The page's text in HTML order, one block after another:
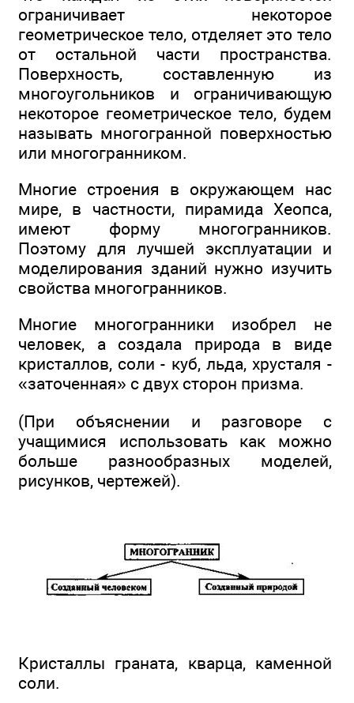
ограничивает некоторое
геометрическое тело, отделяет это тело
от остальной части пространства.
Поверхность, составленную из
многоугольников и ограничивающую
некоторое геометрическое тело, будем
называть многогранной поверхностью
или многогранником.
Многие строения в окружающем нас
мире, в частности, пирамида Хеопса,
имеют форму многогранников.
Поэтому для лучшей эксплуатации и
моделирования зданий нужно изучить
свойства многогранников.
Многие многогранники изобрел не
человек, а создала природа в виде
кристаллов, соли - куб, льда, хрусталя -
«заточенная» с двух сторон призма.
(При объяснении и разговоре с
учащимися использовать как можно
больше разнообразных моделей,
рисунков, чертежей).
Кристаллы граната, кварца, каменной
соли.